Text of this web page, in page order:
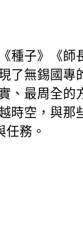
種子》《
了無錫國
、最周全的
時空，與
任務。